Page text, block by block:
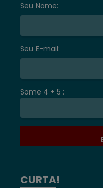
Seu Nome:
Seu E-mail:
Some 4 + 5 :
CURTA!